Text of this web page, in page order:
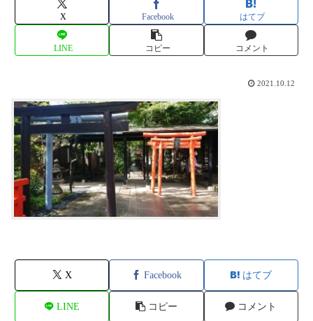
X Facebook はてブ
LINE コピー コメント
2021.10.12
X Facebook はてブ
LINE コピー コメント